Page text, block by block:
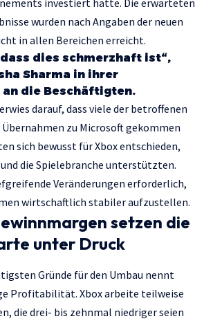
investiert hatte. Die erwarteten
wurden nach Angaben der neuen
in allen Bereichen erreicht.
dies schmerzhaft ist“,
Sharma in ihrer
die Beschäftigten.
darauf, dass viele der betroffenen
zu Microsoft gekommen
sich bewusst für Xbox entschieden,
die Spielebranche unterstützten.
Veränderungen erforderlich,
wirtschaftlich stabiler aufzustellen.
setzen die
unter Druck
Gründe für den Umbau nennt
Profitabilität. Xbox arbeite teilweise
die drei- bis zehnmal niedriger seien